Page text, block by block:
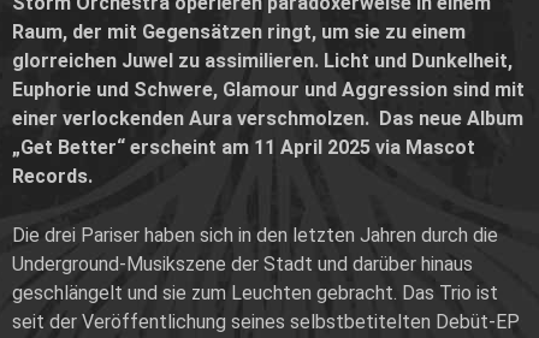
Raum, der mit Gegensätzen ringt, um sie zu einem
glorreichen Juwel zu assimilieren. Licht und Dunkelheit,
Euphorie und Schwere, Glamour und Aggression sind mit
einer verlockenden Aura verschmolzen. Das neue Album
„Get Better“ erscheint am 11 April 2025 via Mascot
Records.
Die drei Pariser haben sich in den letzten Jahren durch die
Underground-Musikszene der Stadt und darüber hinaus
geschlängelt und sie zum Leuchten gebracht. Das Trio ist
seit der Veröffentlichung seines selbstbetitelten Debüt-EP